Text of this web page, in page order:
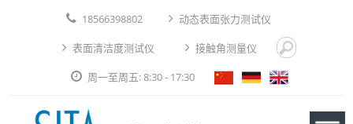
18566398802 动态表面张力测试仪
表面清洁度测试仪 接触角测量仪
周一至周五: 8:30 - 17:30